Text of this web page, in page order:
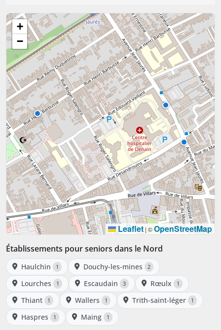
+
−
Leaflet | ©OpenStreetMap
Établissements pour seniors dans le Nord
Haulchin 1 Douchy-les-mines 2
Lourches 1 Escaudain 3 Rœulx 1
Thiant 1 Wallers 1 Trith-saint-léger 1
Haspres 1 Maing 1